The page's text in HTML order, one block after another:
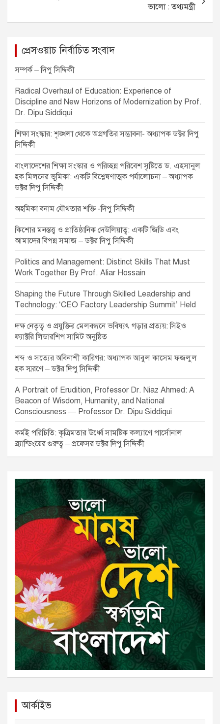
a
ভালো : তথ্যমন্ত্রী
প্রেসওয়াচ নির্বাচিত সংবাদ
সম্পর্ক – দিপু সিদ্দিকী
Radical Overhaul of Education: Experience of
Discipline and New Horizons of Modernization by Prof.
Dr. Dipu Siddiqui
শিক্ষা সংস্কার: শৃঙ্খলা থেকে অগ্রগতির সম্ভাবনা- অধ্যাপক ডক্টর দিপু
সিদ্দিকী
বাংলাদেশের শিক্ষা সংস্কার ও পরিচ্ছন্ন পরিবেশ সৃষ্টিতে ড. এহসানুল
হক মিলনের ভূমিকা: একটি বিশ্লেষণাত্মক পর্যালোচনা – অধ্যাপক
ডক্টর দিপু সিদ্দিকী
অহমিকা বনাম যৌথতার শক্তি -দিপু সিদ্দিকী
কিশোর মনস্তত্ত্ব ও প্রাতিষ্ঠানিক দেউলিয়াত্ব: একটি জিডি এবং
আমাদের বিপন্ন সমাজ – ডক্টর দিপু সিদ্দিকী
Politics and Management: Distinct Skills That Must
Work Together By Prof. Aliar Hossain
Shaping the Future Through Skilled Leadership and
Technology: ‘CEO Factory Leadership Summit’ Held
দক্ষ নেতৃত্ব ও প্রযুক্তির মেলবন্ধনে ভবিষ্যৎ গড়ার প্রত্যয়: সিইও
ফ্যাক্টরি লিডারশিপ সামিট অনুষ্ঠিত
শব্দ ও সত্যের অবিনাশী কারিগর: অধ্যাপক আবুল কাসেম ফজলুল
হক স্মরণে – ডক্টর দিপু সিদ্দিকী
A Portrait of Erudition, Professor Dr. Niaz Ahmed: A
Beacon of Wisdom, Humanity, and National
Consciousness — Professor Dr. Dipu Siddiqui
কর্মই পরিচিতি: কৃত্রিমতার ঊর্ধ্বে সামষ্টিক কল্যাণে পার্সোনাল
ব্র্যান্ডিংয়ের গুরুত্ব – প্রফেসর ডক্টর দিপু সিদ্দিকী
আর্কাইভ